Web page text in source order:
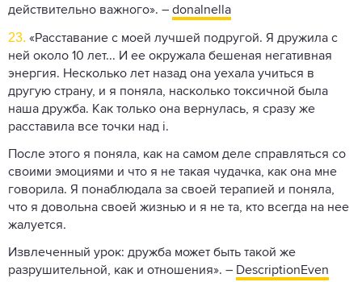
действительно важного». – donalnella
23. «Расставание с моей лучшей подругой. Я дружила с
ней около 10 лет... И ее окружала бешеная негативная
энергия. Несколько лет назад она уехала учиться в
другую страну, и я поняла, насколько токсичной была
наша дружба. Как только она вернулась, я сразу же
расставила все точки над i.
После этого я поняла, как на самом деле справляться со
своими эмоциями и что я не такая чудачка, как она мне
говорила. Я понаблюдала за своей терапией и поняла,
что я довольна своей жизнью и я не та, кто всегда на нее
жалуется.
Извлеченный урок: дружба может быть такой же
разрушительной, как и отношения». – DescriptionEven